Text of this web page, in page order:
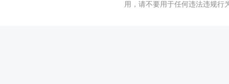
用，请不要用于任何违法违规行